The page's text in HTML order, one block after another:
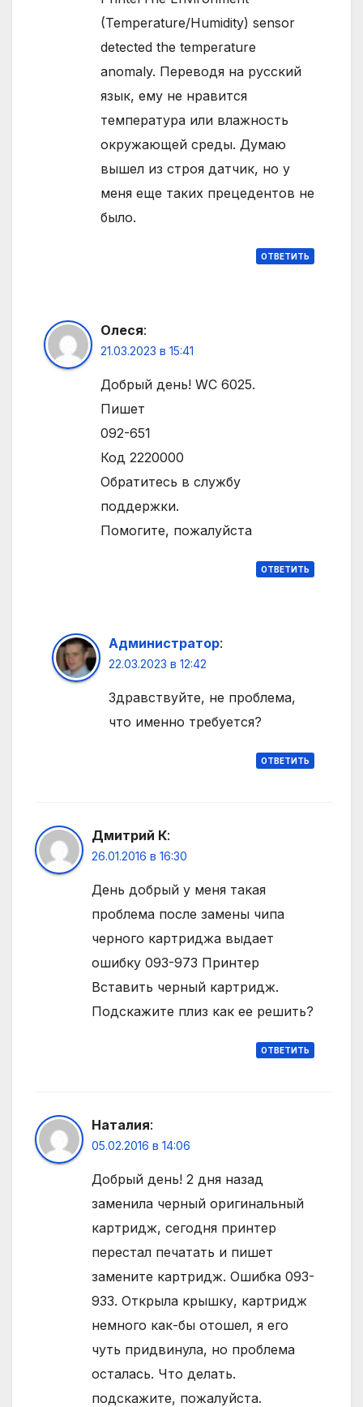
(Temperature/Humidity) sensor
detected the temperature
anomaly. Переводя на русский
язык, ему не нравится
температура или влажность
окружающей среды. Думаю
вышел из строя датчик, но у
меня еще таких прецедентов не
было.
ОТВЕТИТЬ
Олеся:
21.03.2023 в 15:41
Добрый день! WC 6025.
Пишет
092-651
Код 2220000
Обратитесь в службу
поддержки.
Помогите, пожалуйста
ОТВЕТИТЬ
Администратор:
22.03.2023 в 12:42
Здравствуйте, не проблема,
что именно требуется?
ОТВЕТИТЬ
Дмитрий К:
26.01.2016 в 16:30
День добрый у меня такая
проблема после замены чипа
черного картриджа выдает
ошибку 093-973 Принтер
Вставить черный картридж.
Подскажите плиз как ее решить?
ОТВЕТИТЬ
Наталия:
05.02.2016 в 14:06
Добрый день! 2 дня назад
заменила черный оригинальный
картридж, сегодня принтер
перестал печатать и пишет
замените картридж. Ошибка 093-
933. Открыла крышку, картридж
немного как-бы отошел, я его
чуть придвинула, но проблема
осталась. Что делать.
подскажите, пожалуйста.